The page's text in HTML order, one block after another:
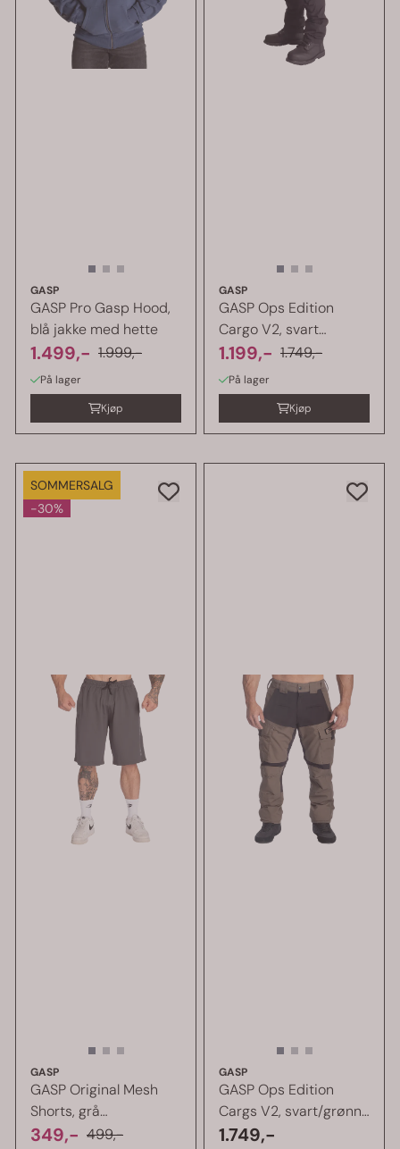
GASP
GASP Pro Gasp Hood,
blå jakke med hette
1.499,- 1.999,-
På lager
Kjøp
GASP
GASP Ops Edition
Cargo V2, svart
cargobukse
1.199,- 1.749,-
På lager
Kjøp
SOMMERSALG
-30%
GASP
GASP Original Mesh
Shorts, grå
treningsshorts
349,- 499,-
GASP
GASP Ops Edition
Cargs V2, svart/grønn
cargobukse
1.749,-